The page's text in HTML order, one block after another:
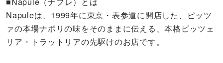
Napuleは、1999年に東京・表参道に開店した、ピッツ
ァの本場ナポリの味をそのままに伝える、本格ピッツェ
リア・トラットリアの先駆けのお店です。